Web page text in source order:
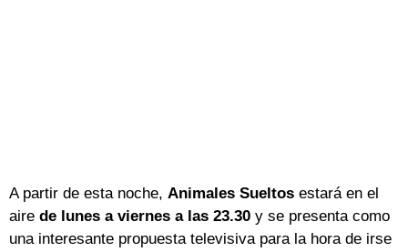
A partir de esta noche, Animales Sueltos estará en el
aire de lunes a viernes a las 23.30 y se presenta como
una interesante propuesta televisiva para la hora de irse